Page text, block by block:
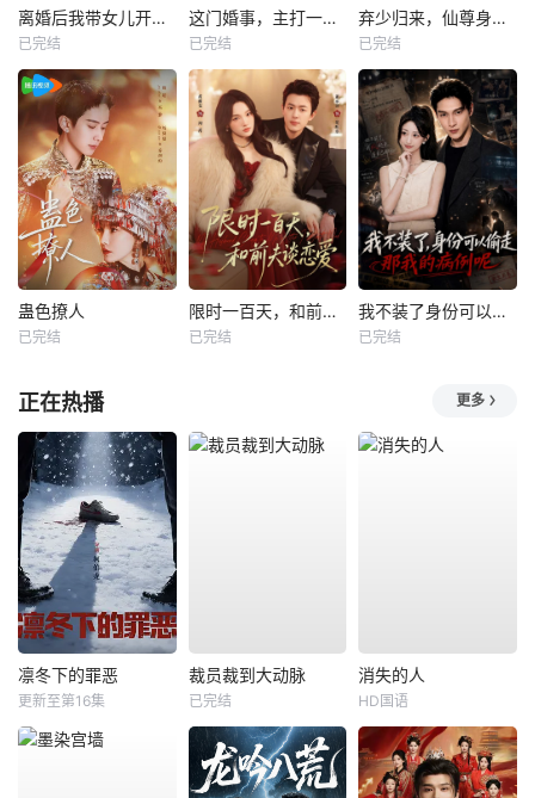
离婚后我带女儿开启新人生
已完结
这门婚事，主打一个反向饲养
已完结
弃少归来，仙尊身份被全网曝光
已完结
蛊色撩人
已完结
限时一百天，和前夫谈恋爱
已完结
我不装了身份可以偷走那我的病例呢
已完结
正在热播 更多
凛冬下的罪恶
更新至第16集
裁员裁到大动脉
已完结
消失的人
HD国语